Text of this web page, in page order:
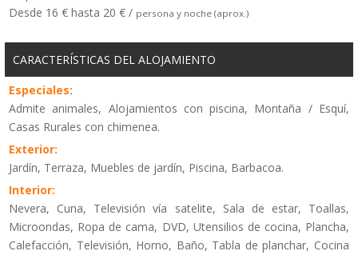
Desde 16 € hasta 20 € / persona y noche (aprox.)
CARACTERÍSTICAS DEL ALOJAMIENTO
Especiales:
Admite animales, Alojamientos con piscina, Montaña / Esquí,
Casas Rurales con chimenea.
Exterior:
Jardín, Terraza, Muebles de jardín, Piscina, Barbacoa.
Interior:
Nevera, Cuna, Televisión vía satelite, Sala de estar, Toallas,
Microondas, Ropa de cama, DVD, Utensilios de cocina, Plancha,
Calefacción, Televisión, Horno, Baño, Tabla de planchar, Cocina